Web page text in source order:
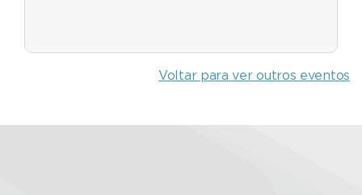
Voltar para ver outros eventos